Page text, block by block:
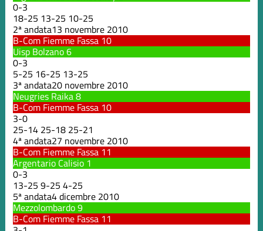
0-3
18-25 13-25 10-25
2ª andata13 novembre 2010
B-Com Fiemme Fassa 10
Uisp Bolzano6
0-3
5-25 16-25 13-25
3ª andata20 novembre 2010
Neugries Raika8
B-Com Fiemme Fassa 10
3-0
25-14 25-18 25-21
4ª andata27 novembre 2010
B-Com Fiemme Fassa 11
Argentario Calisio 1
0-3
13-25 9-25 4-25
5ª andata4 dicembre 2010
Mezzolombardo9
B-Com Fiemme Fassa 11